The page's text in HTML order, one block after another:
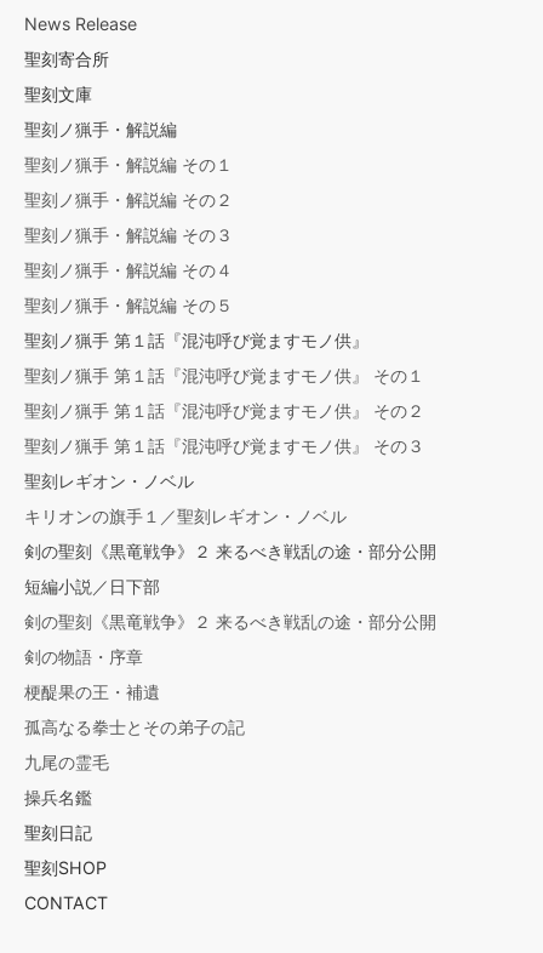
News Release
聖刻寄合所
聖刻文庫
聖刻ノ猟手・解説編
聖刻ノ猟手・解説編 その１
聖刻ノ猟手・解説編 その２
聖刻ノ猟手・解説編 その３
聖刻ノ猟手・解説編 その４
聖刻ノ猟手・解説編 その５
聖刻ノ猟手 第１話『混沌呼び覚ますモノ供』
聖刻ノ猟手 第１話『混沌呼び覚ますモノ供』 その１
聖刻ノ猟手 第１話『混沌呼び覚ますモノ供』 その２
聖刻ノ猟手 第１話『混沌呼び覚ますモノ供』 その３
聖刻レギオン・ノベル
キリオンの旗手１／聖刻レギオン・ノベル
剣の聖刻《黒竜戦争》２ 来るべき戦乱の途・部分公開
短編小説／日下部
剣の聖刻《黒竜戦争》２ 来るべき戦乱の途・部分公開
剣の物語・序章
梗醍果の王・補遺
孤高なる拳士とその弟子の記
九尾の霊毛
操兵名鑑
聖刻日記
聖刻SHOP
CONTACT